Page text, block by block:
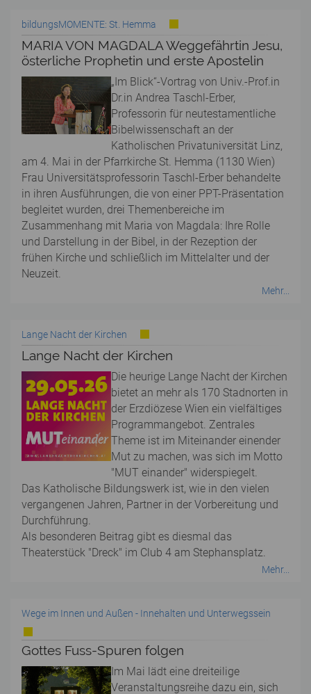
bildungsMOMENTE: St. Hemma
MARIA VON MAGDALA Weggefährtin Jesu,
österliche Prophetin und erste Apostelin
„Im Blick“-Vortrag von Univ.-Prof.in
Dr.in Andrea Taschl-Erber,
Professorin für neutestamentliche
Bibelwissenschaft an der
Katholischen Privatuniversität Linz,
am 4. Mai in der Pfarrkirche St. Hemma (1130 Wien)
Frau Universitätsprofessorin Taschl-Erber behandelte
in ihren Ausführungen, die von einer PPT-Präsentation
begleitet wurden, drei Themenbereiche im
Zusammenhang mit Maria von Magdala: Ihre Rolle
und Darstellung in der Bibel, in der Rezeption der
frühen Kirche und schließlich im Mittelalter und der
Neuzeit.
Mehr...
Lange Nacht der Kirchen
Lange Nacht der Kirchen
Die heurige Lange Nacht der Kirchen
bietet an mehr als 170 Stadnorten in
der Erzdiözese Wien ein vielfältiges
Programmangebot. Zentrales
Theme ist im Miteinander einender
Mut zu machen, was sich im Motto
"MUT einander" widerspiegelt.
Das Katholische Bildungswerk ist, wie in den vielen
vergangenen Jahren, Partner in der Vorbereitung und
Durchführung.
Als besonderen Beitrag gibt es diesmal das
Theaterstück "Dreck" im Club 4 am Stephansplatz.
Mehr...
Wege im Innen und Außen - Innehalten und Unterwegssein
Gottes Fuss-Spuren folgen
Im Mai lädt eine dreiteilige
Veranstaltungsreihe dazu ein, sich